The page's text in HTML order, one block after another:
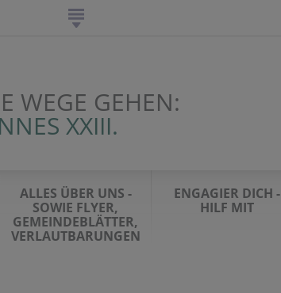
WEGE GEHEN:
XXIII.
ALLES ÜBER UNS -
SOWIE FLYER,
GEMEINDEBLÄTTER,
VERLAUTBARUNGEN
ENGAGIER DICH -
HILF MIT